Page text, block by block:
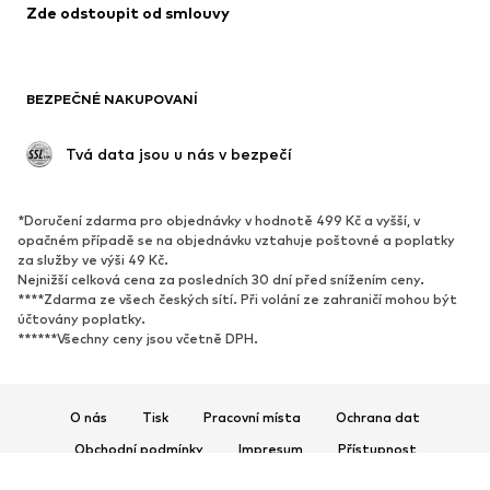
Plavky
Upcyklace
Nové
Oblíbené
Tenisky
Lodičky & boty na podpatku
Kozačky
Sandály
Exkluzivně
Zde odstoupit od smlouvy
BEZPEČNÉ NAKUPOVANÍ
Tvá data jsou u nás v bezpečí
*Doručení zdarma pro objednávky v hodnotě 499 Kč a vyšší, v
opačném případě se na objednávku vztahuje poštovné a poplatky
za služby ve výši 49 Kč.
Nejnižší celková cena za posledních 30 dní před snížením ceny.
****Zdarma ze všech českých sítí. Při volání ze zahraničí mohou být
účtovány poplatky.
******Všechny ceny jsou včetně DPH.
O nás Tisk Pracovní místa
Ochrana dat
Obchodní podmínky
Impresum
Přístupnost